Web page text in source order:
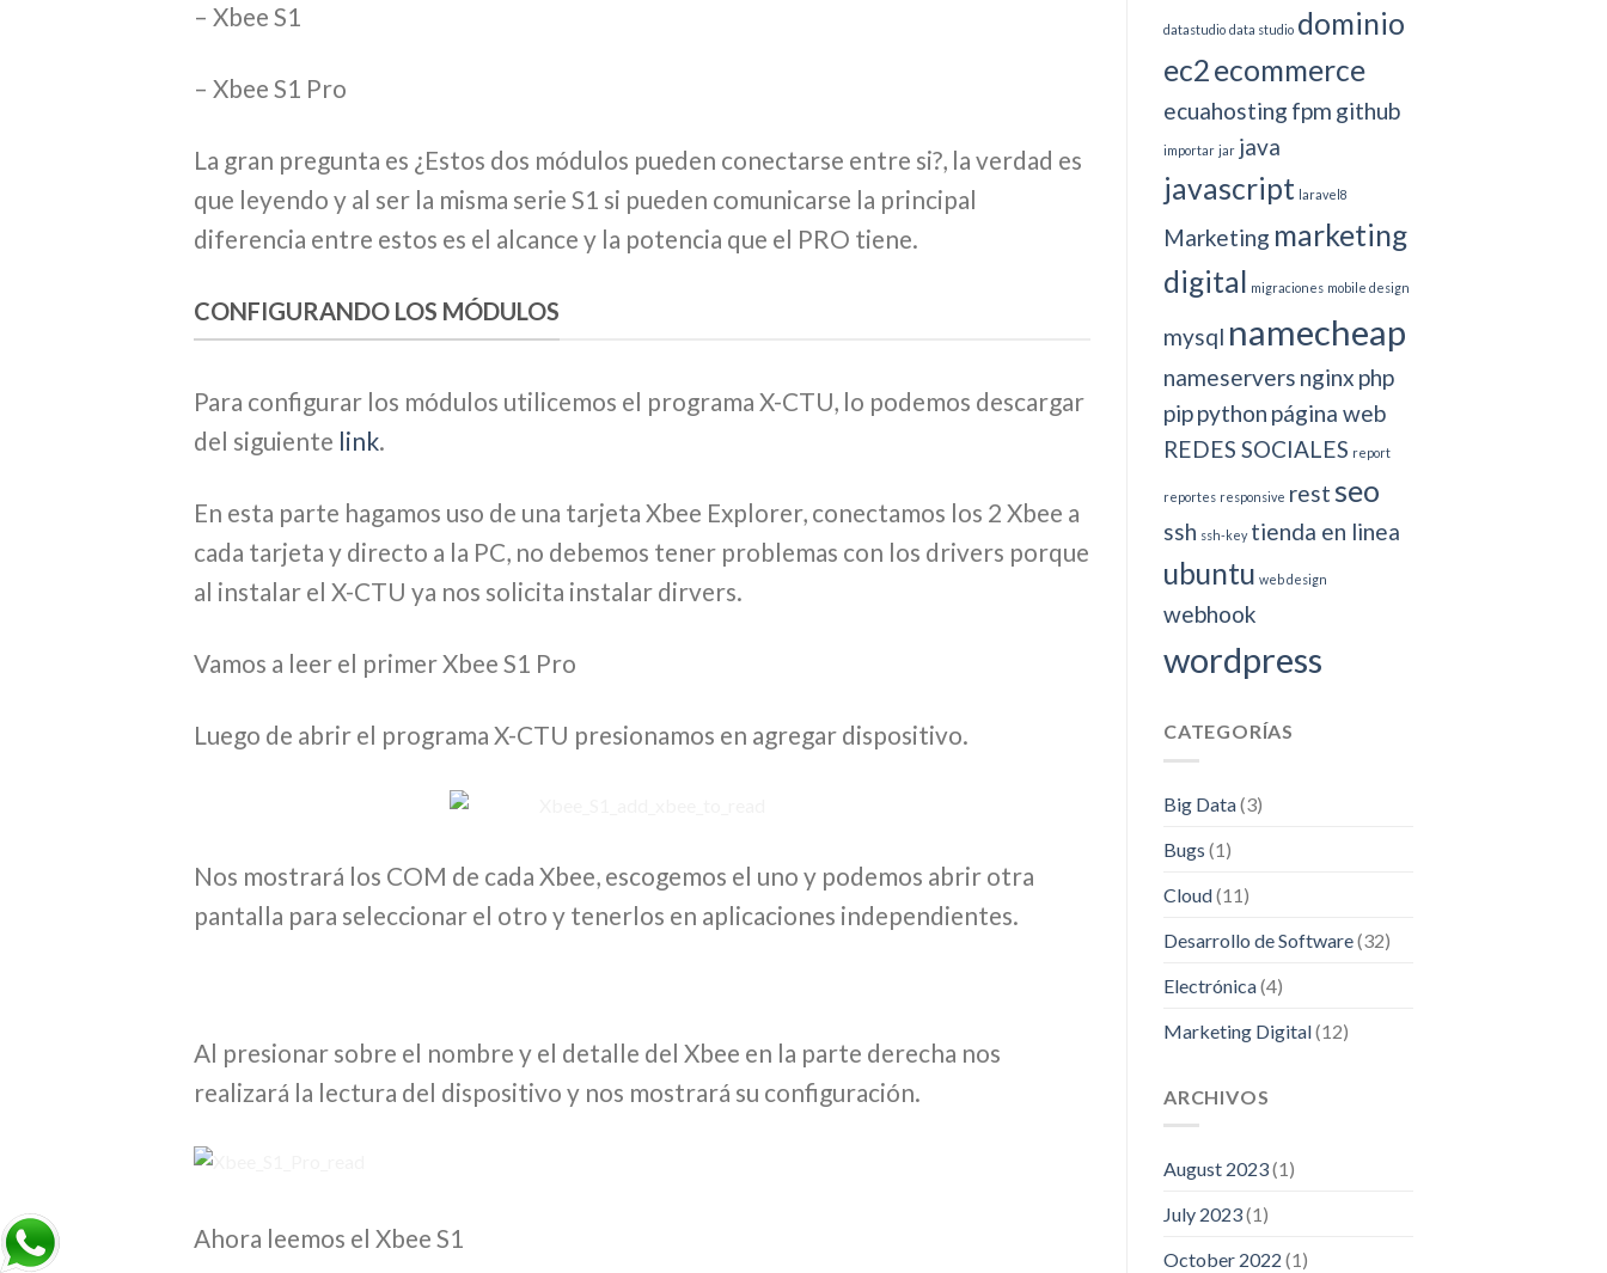
– Xbee S1
– Xbee S1 Pro
La gran pregunta es ¿Estos dos módulos pueden conectarse entre si?, la verdad es
que leyendo y al ser la misma serie S1 si pueden comunicarse la principal
diferencia entre estos es el alcance y la potencia que el PRO tiene.
CONFIGURANDO LOS MÓDULOS
Para configurar los módulos utilicemos el programa X-CTU, lo podemos descargar
del siguiente link.
En esta parte hagamos uso de una tarjeta Xbee Explorer, conectamos los 2 Xbee a
cada tarjeta y directo a la PC, no debemos tener problemas con los drivers porque
al instalar el X-CTU ya nos solicita instalar dirvers.
Vamos a leer el primer Xbee S1 Pro
Luego de abrir el programa X-CTU presionamos en agregar dispositivo.
Nos mostrará los COM de cada Xbee, escogemos el uno y podemos abrir otra
pantalla para seleccionar el otro y tenerlos en aplicaciones independientes.
Al presionar sobre el nombre y el detalle del Xbee en la parte derecha nos
realizará la lectura del dispositivo y nos mostrará su configuración.
Ahora leemos el Xbee S1
datastudio data studio dominio
ec2ecommerce
ecuahosting fpm github
importar jar java
javascript laravel8
Marketing marketing
digital migraciones mobile design
mysql namecheap
nameservers nginx php
pippython página web
REDES SOCIALES report
reportes responsive restseo
ssh ssh-key tienda en linea
ubuntu web design
webhook
wordpress
CATEGORÍAS
Big Data(3)
Bugs (1)
Cloud(11)
Desarrollo de Software(32)
Electrónica(4)
Marketing Digital(12)
ARCHIVOS
August 2023(1)
July 2023(1)
October 2022 (1)